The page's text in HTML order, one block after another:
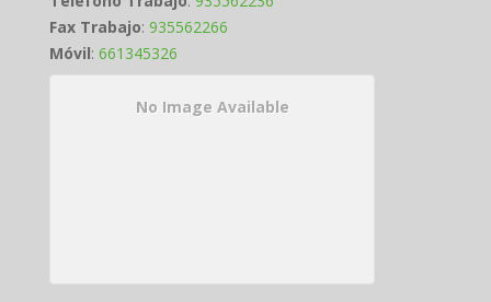
Fax Trabajo: 935562266
Móvil: 661345326
No Image Available